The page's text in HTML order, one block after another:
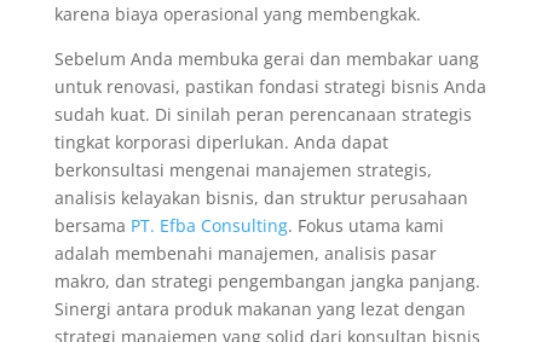
karena biaya operasional yang membengkak.
Sebelum Anda membuka gerai dan membakar uang
untuk renovasi, pastikan fondasi strategi bisnis Anda
sudah kuat. Di sinilah peran perencanaan strategis
tingkat korporasi diperlukan. Anda dapat
berkonsultasi mengenai manajemen strategis,
analisis kelayakan bisnis, dan struktur perusahaan
bersama PT. Efba Consulting. Fokus utama kami
adalah membenahi manajemen, analisis pasar
makro, dan strategi pengembangan jangka panjang.
Sinergi antara produk makanan yang lezat dengan
strategi manajemen yang solid dari konsultan bisnis